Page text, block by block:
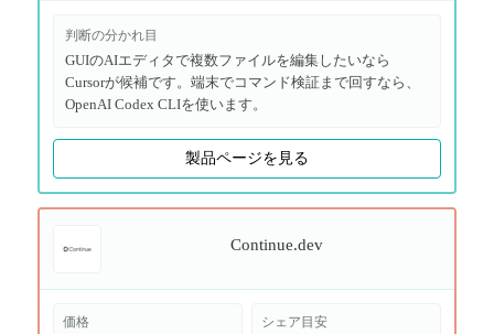
判断の分かれ目
GUIのAIエディタで複数ファイルを編集したいなら
Cursorが候補です。端末でコマンド検証まで回すなら、
OpenAI Codex CLIを使います。
製品ページを見る
Continue.dev
価格 シェア目安